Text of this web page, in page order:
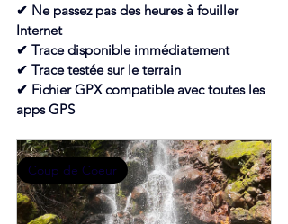
✔ Ne passez pas des heures à fouiller
Internet
✔ Trace disponible immédiatement
✔ Trace testée sur le terrain
✔ Fichier GPX compatible avec toutes les
apps GPS
Coup de Coeur